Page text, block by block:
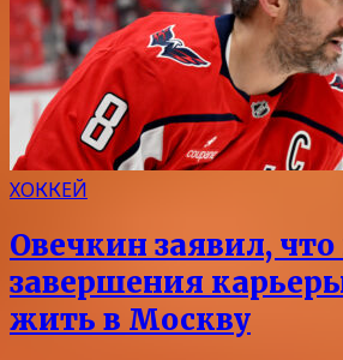
ХОККЕЙ
Овечкин заявил, что
завершения
жить в Москву